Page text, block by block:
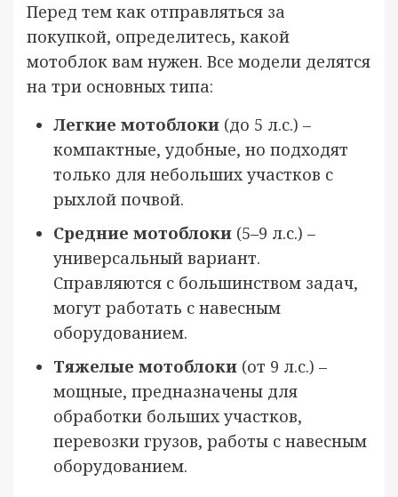
Перед тем как отправляться за
покупкой, определитесь, какой
мотоблок вам нужен. Все модели делятся
на три основных типа:
Легкие мотоблоки (до 5 л.с.) –
компактные, удобные, но подходят
только для небольших участков с
рыхлой почвой.
Средние мотоблоки (5–9 л.с.) –
универсальный вариант.
Справляются с большинством задач,
могут работать с навесным
оборудованием.
Тяжелые мотоблоки (от 9 л.с.) –
мощные, предназначены для
обработки больших участков,
перевозки грузов, работы с навесным
оборудованием.